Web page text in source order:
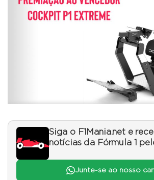
Siga o F1Mania.net e
notícias da Fórmula 1
Junte-se ao nosso